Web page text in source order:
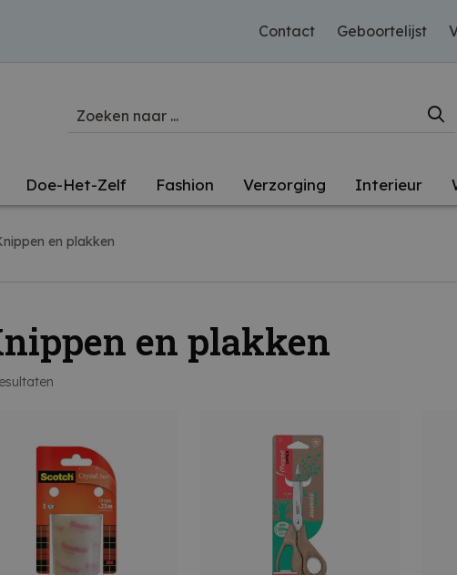
Contact Geboortelijst
Doe-Het-Zelf Fashion Verzorging Interieur
en plakken
en plakken